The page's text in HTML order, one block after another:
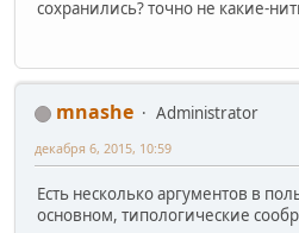
сохранились? точно не какие-
mnashe
Administrator
декабря 6, 2015, 10:59
Есть несколько аргументов в
основном, типологические